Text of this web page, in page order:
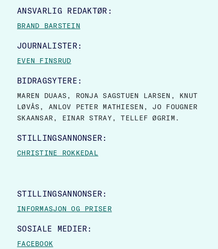
SITE FOOTER
ANSVARLIG REDAKTØR:
BRAND BARSTEIN
JOURNALISTER:
EVEN FINSRUD
BIDRAGSYTERE:
MAREN DUAAS, RONJA SAGSTUEN LARSEN, KNUT
LØVÅS, ANLOV PETER MATHIESEN, JO FOUGNER
SKAANSAR, EINAR STRAY, TELLEF ØGRIM.
STILLINGSANNONSER:
CHRISTINE ROKKEDAL
STILLINGSANNONSER:
INFORMASJON OG PRISER
SOSIALE MEDIER:
FACEBOOK